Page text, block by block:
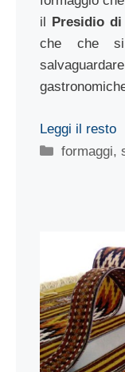
il
Presidio
che che si
Leggi il resto
Categorie
formaggi,